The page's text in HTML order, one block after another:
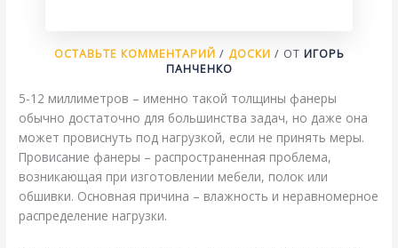
ОСТАВЬТЕ КОММЕНТАРИЙ / ДОСКИ / ОТ ИГОРЬ
ПАНЧЕНКО
5-12 миллиметров – именно такой толщины фанеры
обычно достаточно для большинства задач, но даже она
может провиснуть под нагрузкой, если не принять меры.
Провисание фанеры – распространенная проблема,
возникающая при изготовлении мебели, полок или
обшивки. Основная причина – влажность и неравномерное
распределение нагрузки.